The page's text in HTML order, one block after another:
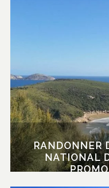
RANDONNER
NATIONAL
Promontory est un
nature sauvage et
sentiers invitent à
travers des plages
d’eucalyptus, des
sommets de
être même voir au